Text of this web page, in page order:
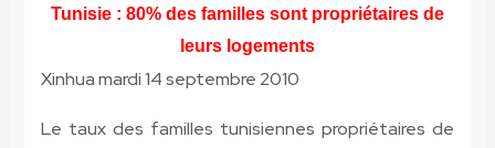
Tunisie : 80% des familles sont propriétaires de
leurs logements
Xinhua mardi 14 septembre 2010
Le taux des familles tunisiennes propriétaires de